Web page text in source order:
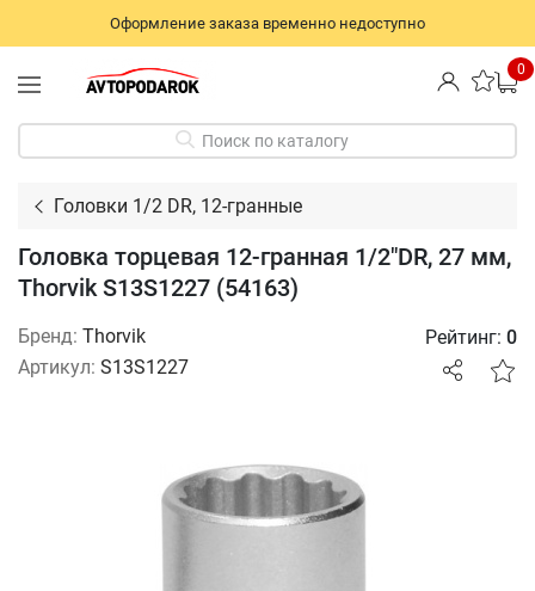
Оформление заказа временно недоступно
0
Поиск по каталогу
Головки 1/2 DR, 12-гранные
Головка торцевая 12-гранная 1/2"DR, 27 мм,
Thorvik S13S1227 (54163)
Бренд: Thorvik
Артикул: S13S1227
Рейтинг: 0